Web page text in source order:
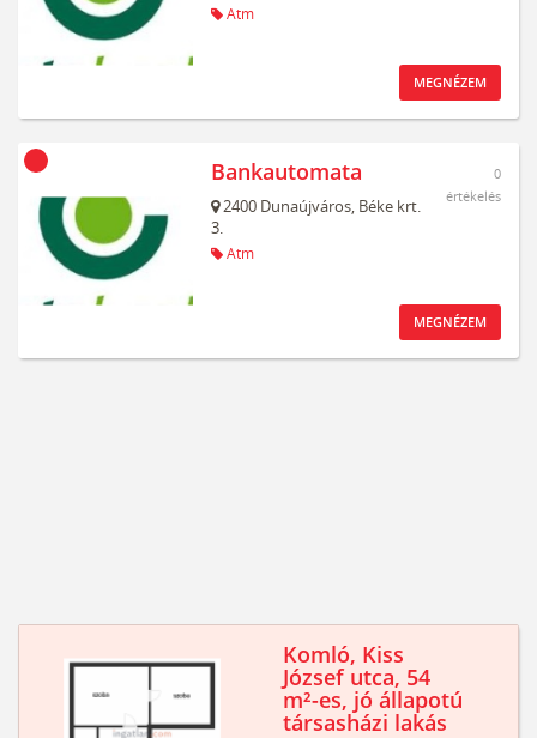
Atm
MEGNÉZEM
Bankautomata
2400 Dunaújváros, Béke krt.
3.
Atm
0
értékelés
MEGNÉZEM
Komló, Kiss
József utca, 54
m²-es, jó állapotú
társasházi lakás